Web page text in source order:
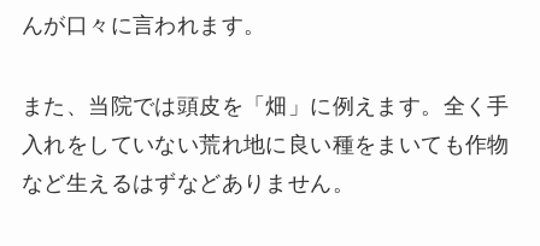
んが口々に言われます。
また、当院では頭皮を「畑」に例えます。全く手
入れをしていない荒れ地に良い種をまいても作物
など生えるはずなどありません。